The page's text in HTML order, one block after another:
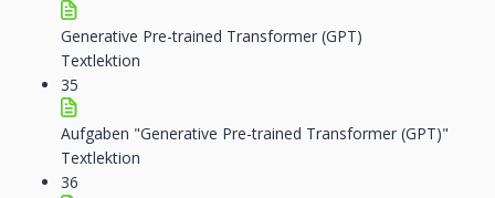
Generative Pre-trained Transformer (GPT)
Textlektion
35
Aufgaben "Generative Pre-trained Transformer (GPT)"
Textlektion
36